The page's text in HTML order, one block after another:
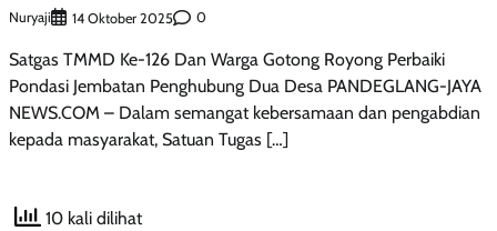
Nuryaji 14 Oktober 2025 0
Satgas TMMD Ke-126 Dan Warga Gotong Royong Perbaiki
Pondasi Jembatan Penghubung Dua Desa PANDEGLANG-JAYA
NEWS.COM – Dalam semangat kebersamaan dan pengabdian
kepada masyarakat, Satuan Tugas […]
10 kali dilihat